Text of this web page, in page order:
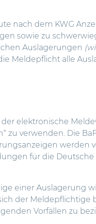
nach dem KWG
sowie zu
Auslagerungen (
Meldepflicht alle
elektronische
zu verwenden. Die
werden
für die
einer Auslagerung
der Meldepflichtige
Vorfällen zu